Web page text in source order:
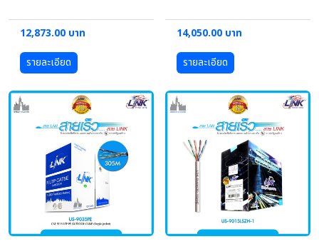
12,873.00 บาท
รายละเอียด
14,050.00 บาท
รายละเอียด